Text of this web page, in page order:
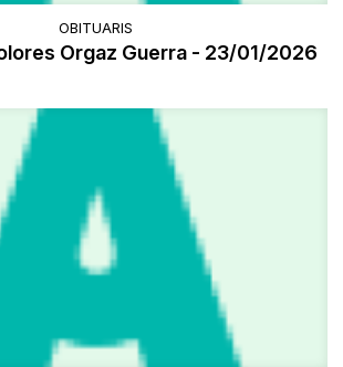
OBITUARIS
Orgaz Guerra - 23/01/2026